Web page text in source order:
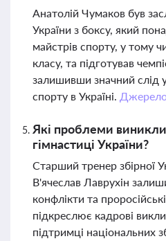
Анатолій Чумаков був
України з боксу, який
майстрів спорту, у тому
класу, та підготував
залишивши значний слід
спорту в Україні.
Які проблеми
гімнастиці України?
Старший тренер збірної
В'ячеслав Лаврухін
конфлікти та
підкреслює кадрові
підтримці національних